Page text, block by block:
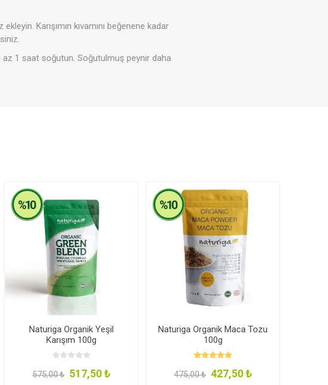
Karışımın kıvamını beğenene kadar
az 1 saat soğutun. Soğutulmuş peynir daha
Naturiga Organik Yeşil
Karışım 100g
575,00 ₺ 517,50 ₺
Naturiga Organik Maca Tozu
100g
475,00 ₺ 427,50 ₺